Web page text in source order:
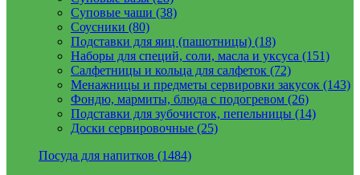
Суповые чаши (38)
Соусники (80)
Подставки для яиц (пашотницы) (18)
Наборы для специй, соли, масла и уксуса (151)
Салфетницы и кольца для салфеток (72)
Менажницы и предметы сервировки закусок (143)
Фондю, мармиты, блюда с подогревом (26)
Подставки для зубочисток, пепельницы (14)
Доски сервировочные (25)
Посуда для напитков (1484)